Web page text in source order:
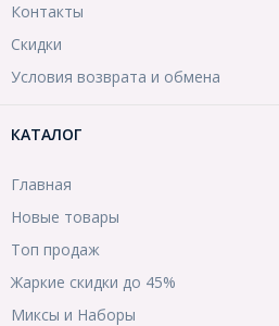
Контакты
Скидки
Условия возврата и обмена
КАТАЛОГ
Главная
Новые товары
Топ продаж
Жаркие скидки до 45%
Миксы и Наборы